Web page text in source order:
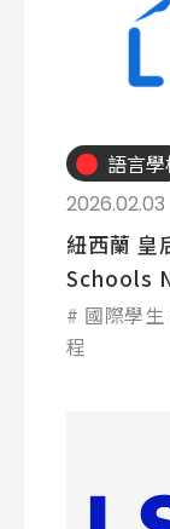
語言
2026.02.03
紐西蘭
Schools
國際學生
程